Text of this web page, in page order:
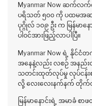
Myanmar Now ဆက်
ပရိသတ် ၅၀၀ ကို ပထမအဆ
ပုဂ္ဂိုလ် ၁၀၉ ဦး က မြန်မ
ပါဝင်အားဖြည့်လာပါပြီ။
Myanmar Now ရဲ့ နိုင်
အနေနဲ့လည်း လစဉ် အနည်း
သတင်းထုတ်လုပ်မှု လုပ်ငန်းစ
လို့ လေးလေးနက်နက် တိုက်
မြန်မာနောင်းရဲ့ အမာခံ